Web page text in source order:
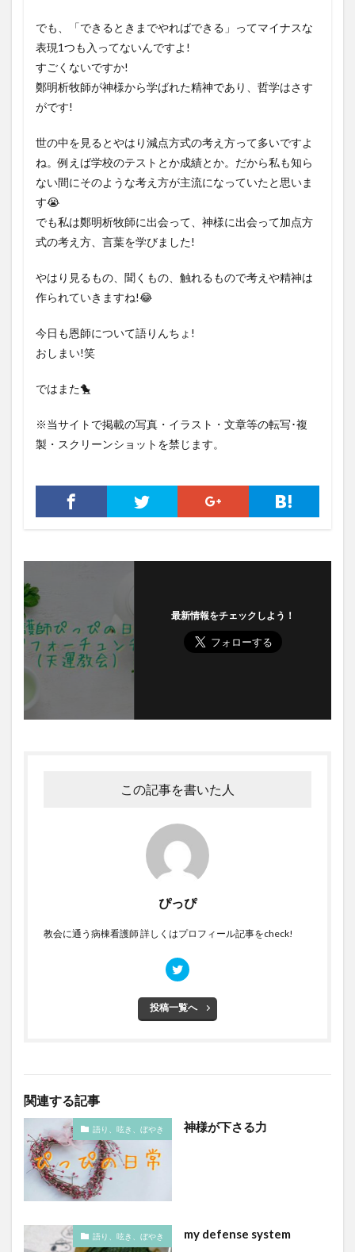
でも、「できるときまでやればできる」ってマイナスな
表現1つも入ってないんですよ!
すごくないですか!
鄭明析牧師が神様から学ばれた精神であり、哲学はさす
がです!
世の中を見るとやはり減点方式の考え方って多いですよ
ね。例えば学校のテストとか成績とか。だから私も知ら
ない間にそのような考え方が主流になっていたと思いま
す😭
でも私は鄭明析牧師に出会って、神様に出会って加点方
式の考え方、言葉を学びました!
やはり見るもの、聞くもの、触れるもので考えや精神は
作られていきますね!😂
今日も恩師について語りんちょ!
おしまい!笑
ではまた🐤
※当サイトで掲載の写真・イラスト・文章等の転写･複
製・スクリーンショットを禁じます。
最新情報をチェックしよう！
この記事を書いた人
ぴっぴ
教会に通う病棟看護師 詳しくはプロフィール記事をcheck!
投稿一覧へ
関連する記事
語り、呟き、ぼやき 神様が下さる力
語り、呟き、ぼやき my defense system